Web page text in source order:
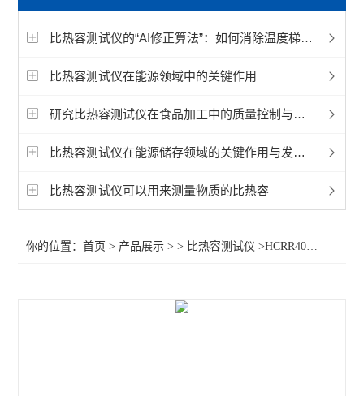
比热容测试仪的“AI修正算法”：如何消除温度梯度误差，提升数据重复性？
比热容测试仪在能源领域中的关键作用
研究比热容测试仪在食品加工中的质量控制与优化
比热容测试仪在能源储存领域的关键作用与发展趋势
比热容测试仪可以用来测量物质的比热容
你的位置：首页 > 产品展示 > > 比热容测试仪 >HCRR40C PRO全自动比热容测试仪（绝热法）